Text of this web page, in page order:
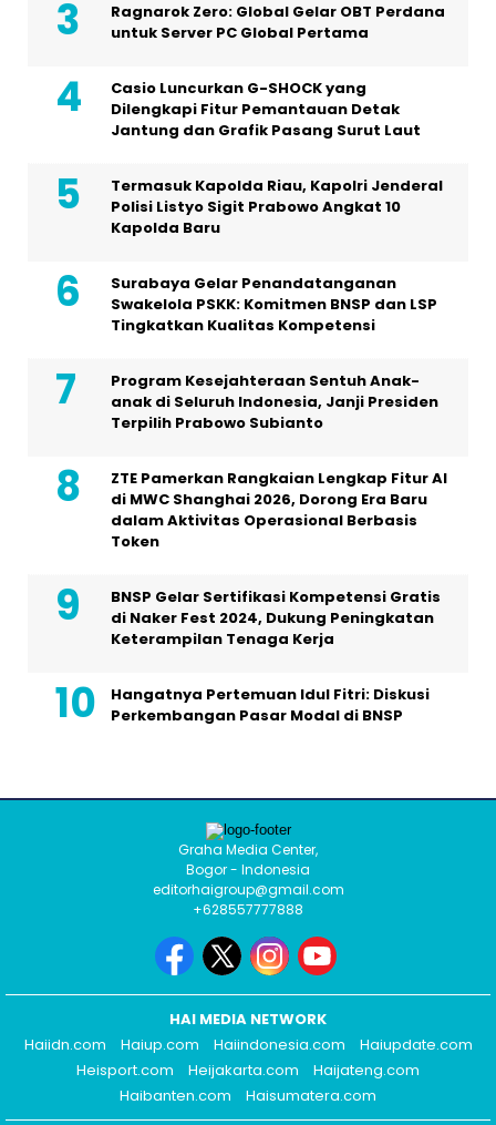
Ragnarok Zero: Global Gelar OBT Perdana
untuk Server PC Global Pertama
Casio Luncurkan G-SHOCK yang
Dilengkapi Fitur Pemantauan Detak
Jantung dan Grafik Pasang Surut Laut
Termasuk Kapolda Riau, Kapolri Jenderal
Polisi Listyo Sigit Prabowo Angkat 10
Kapolda Baru
Surabaya Gelar Penandatanganan
Swakelola PSKK: Komitmen BNSP dan LSP
Tingkatkan Kualitas Kompetensi
Program Kesejahteraan Sentuh Anak-
anak di Seluruh Indonesia, Janji Presiden
Terpilih Prabowo Subianto
ZTE Pamerkan Rangkaian Lengkap Fitur AI
di MWC Shanghai 2026, Dorong Era Baru
dalam Aktivitas Operasional Berbasis
Token
BNSP Gelar Sertifikasi Kompetensi Gratis
di Naker Fest 2024, Dukung Peningkatan
Keterampilan Tenaga Kerja
Hangatnya Pertemuan Idul Fitri: Diskusi
Perkembangan Pasar Modal di BNSP
Graha Media Center,
Bogor - Indonesia
editorhaigroup@gmail.com
+628557777888
HAI MEDIA NETWORK
Haiidn.com
Haiup.com Haiindonesia.com
Haiupdate.com
Heisport.com
Heijakarta.com
Haijateng.com
Haibanten.com
Haisumatera.com